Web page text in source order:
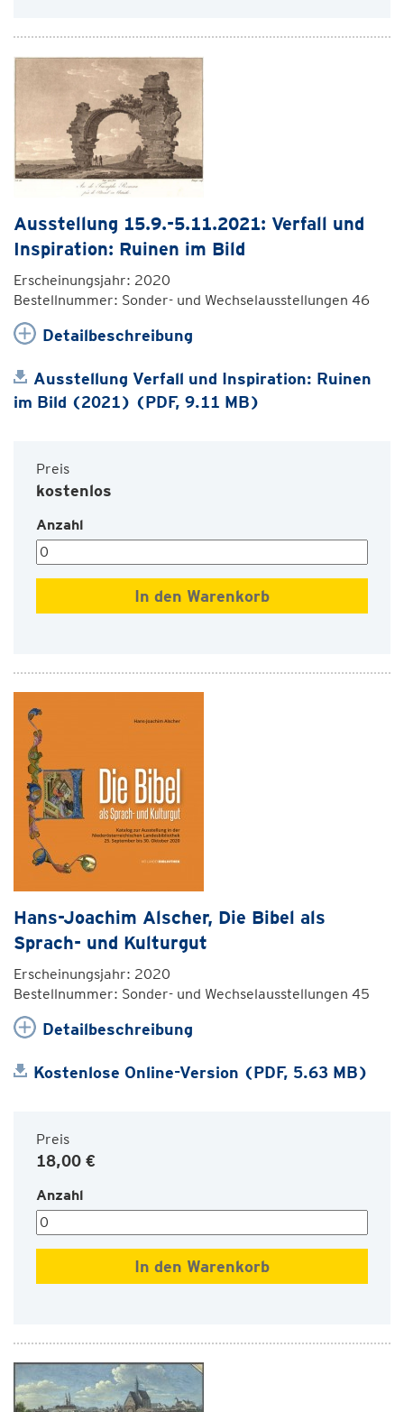
Ausstellung 15.9.-5.11.2021: Verfall und
Inspiration: Ruinen im Bild
Erscheinungsjahr: 2020
Bestellnummer: Sonder- und Wechselausstellungen 46
Detailbeschreibung
Ausstellung Verfall und Inspiration: Ruinen
im Bild (2021) (PDF, 9.11 MB)
Preis
kostenlos
Anzahl
Hans-Joachim Alscher, Die Bibel als
Sprach- und Kulturgut
Erscheinungsjahr: 2020
Bestellnummer: Sonder- und Wechselausstellungen 45
Detailbeschreibung
Kostenlose Online-Version (PDF, 5.63 MB)
Preis
18,00 €
Anzahl